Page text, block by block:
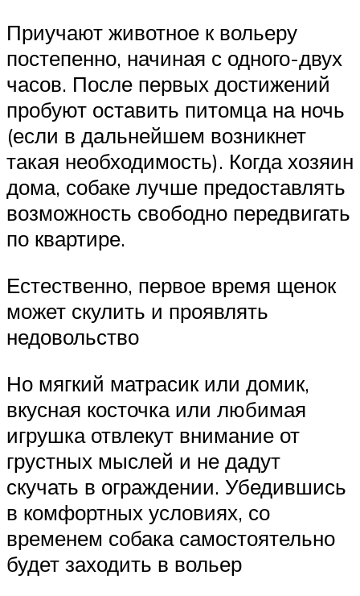
Приучают животное к вольеру
постепенно, начиная с одного-двух
часов. После первых достижений
пробуют оставить питомца на ночь
(если в дальнейшем возникнет
такая необходимость). Когда хозяин
дома, собаке лучше предоставлять
возможность свободно передвигать
по квартире.
Естественно, первое время щенок
может скулить и проявлять
недовольство
Но мягкий матрасик или домик,
вкусная косточка или любимая
игрушка отвлекут внимание от
грустных мыслей и не дадут
скучать в ограждении. Убедившись
в комфортных условиях, со
временем собака самостоятельно
будет заходить в вольер